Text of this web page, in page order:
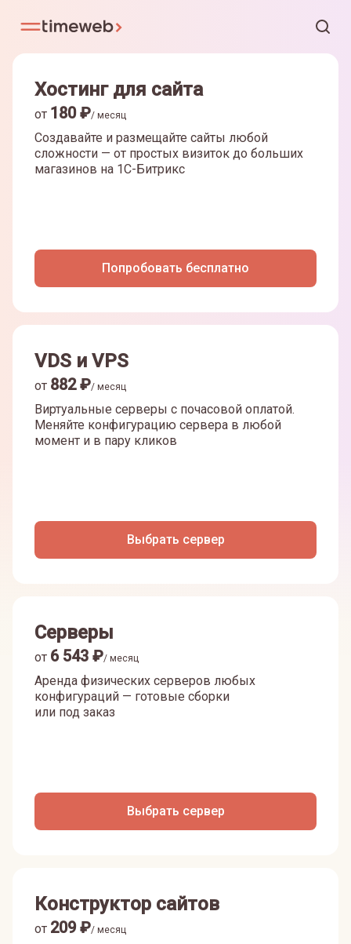
Хостинг для сайта
от 180₽/ месяц
Создавайте и размещайте сайты любой
сложности — от простых визиток до больших
магазинов на 1С-Битрикс
Попробовать бесплатно
VDS и VPS
от 882₽/ месяц
Виртуальные серверы с почасовой оплатой.
Меняйте конфигурацию сервера в любой
момент и в пару кликов
Выбрать сервер
Серверы
от 6 543 ₽/ месяц
Аренда физических серверов любых
конфигураций — готовые сборки
или под заказ
Выбрать сервер
Конструктор сайтов
от 209₽/ месяц